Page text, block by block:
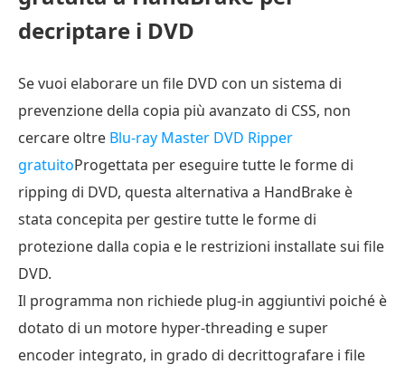
decriptare i DVD
Se vuoi elaborare un file DVD con un sistema di
prevenzione della copia più avanzato di CSS, non
cercare oltre Blu-ray Master DVD Ripper
gratuitoProgettata per eseguire tutte le forme di
ripping di DVD, questa alternativa a HandBrake è
stata concepita per gestire tutte le forme di
protezione dalla copia e le restrizioni installate sui file
DVD.
Il programma non richiede plug-in aggiuntivi poiché è
dotato di un motore hyper-threading e super
encoder integrato, in grado di decrittografare i file